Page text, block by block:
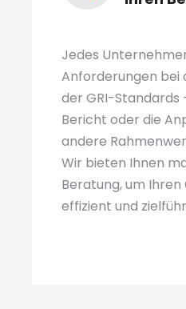
Jedes
Anforderungen bei
der GRI-Standards
Bericht oder die
andere
Wir bieten Ihnen
Beratung, um Ihren
effizient und